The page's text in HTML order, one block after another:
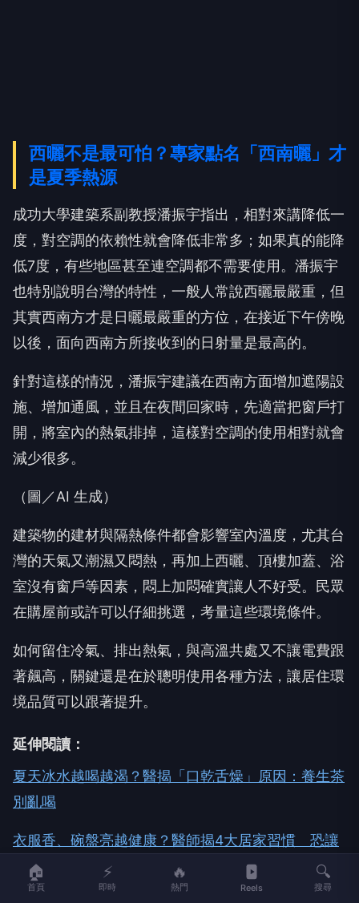
西曬不是最可怕？專家點名「西南曬」才
是夏季熱源
成功大學建築系副教授潘振宇指出，相對來講降低一
度，對空調的依賴性就會降低非常多；如果真的能降
低7度，有些地區甚至連空調都不需要使用。潘振宇
也特別說明台灣的特性，一般人常說西曬最嚴重，但
其實西南方才是日曬最嚴重的方位，在接近下午傍晚
以後，面向西南方所接收到的日射量是最高的。
針對這樣的情況，潘振宇建議在西南方面增加遮陽設
施、增加通風，並且在夜間回家時，先適當把窗戶打
開，將室內的熱氣排掉，這樣對空調的使用相對就會
減少很多。
（圖／AI 生成）
建築物的建材與隔熱條件都會影響室內溫度，尤其台
灣的天氣又潮濕又悶熱，再加上西曬、頂樓加蓋、浴
室沒有窗戶等因素，悶上加悶確實讓人不好受。民眾
在購屋前或許可以仔細挑選，考量這些環境條件。
如何留住冷氣、排出熱氣，與高溫共處又不讓電費跟
著飆高，關鍵還是在於聰明使用各種方法，讓居住環
境品質可以跟著提升。
延伸閱讀：
夏天冰水越喝越渴？醫揭「口乾舌燥」原因：養生茶
別亂喝
衣服香、碗盤亮越健康？醫師揭4大居家習慣 恐讓
身體默默吃毒
🏠
首頁
⚡
即時
🔥
熱門 Reels
🔍
搜尋